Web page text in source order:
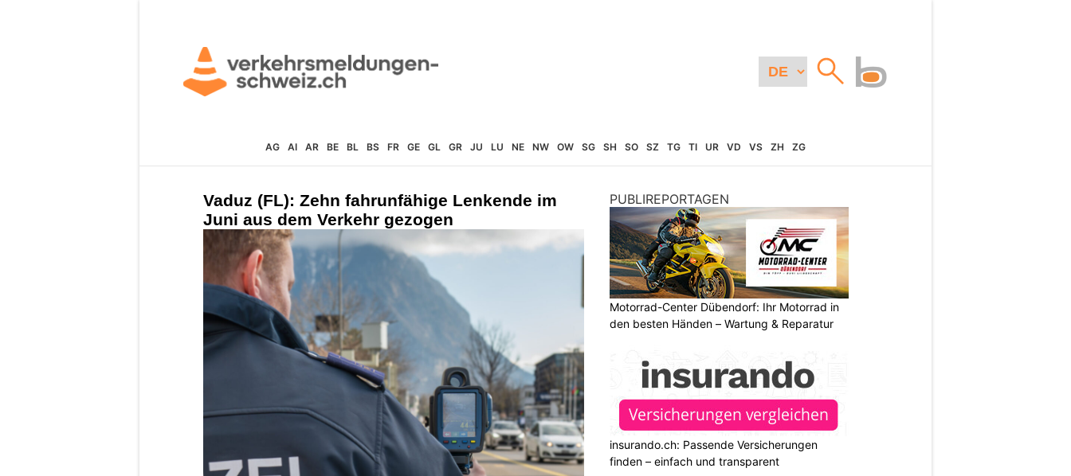
AG AI AR BE BL BS FR GE GL GR JU LU NE NW OW SG SH SO SZ TG TI UR VD VS ZH ZG
Vaduz (FL): Zehn fahrunfähige Lenkende im
Juni aus dem Verkehr gezogen
PUBLIREPORTAGEN
Motorrad-Center Dübendorf: Ihr Motorrad in
den besten Händen – Wartung & Reparatur
insurando.ch: Passende Versicherungen
finden – einfach und transparent